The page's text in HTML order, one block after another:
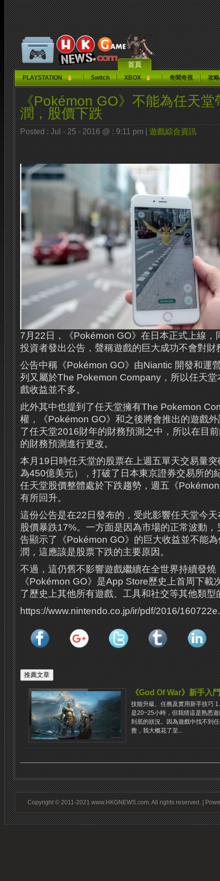
首頁
PLAYSTATION Switch XBOX 奇聞奇視 攻
《Pokémon GO》不能為任天
潤，股價下跌
Posted : Jul - 25 - 2016 @ : 9:11 pm | 遊戲綜合資訊
7月22日，《Pokémon GO》在日本正式上線，
投資者發出公告，聲稱遊戲的巨大成功不會對財
公告中稱《Pokémon GO》由Niantic 開發和運
列又屬於The Pokemon Company，所以任天堂
戲收益並不多。
此外其中也提到了任天堂擁有The Pokemon
權，《Pokémon GO》和之後將會推出的遊戲
了任天堂2016財年的財務預測之中，所以在目
的財務預測進行更改。
本月19日時任天堂的股票在上週五單天交易量
為450億美元），打破了日本東京證券交易所的
任天堂股價整體處於下跌趨勢，週五《
有所回升。
這份公告是在22日發布的，受此影響任天堂今
股價暴跌17%。一方面是因為市場的正常波動
告顯示了《Pokémon GO》的巨大收益並不能
潤，這應該是股票下跌的主要原因。
不過，這仍舊不影響遊戲繼續在全世界持續發燒
《Pokémon GO》是App Store歷史上首周下載
了歷史上其他所有遊戲、工具和社交等其他類型
https://www.nintendo.co.jp/ir/pdf/2016/
《God Of War》新手入
技能升級、任務及實用新手技巧
是20~25小時，但我猜這是熟悉
到底的狀況。因為遊戲中找不到
覺，我大概花了至...
Copyright © 2011-2021 www.HKGNEWS.com. All rights reserved. |